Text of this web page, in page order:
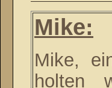
Mike:
Mike,
holten